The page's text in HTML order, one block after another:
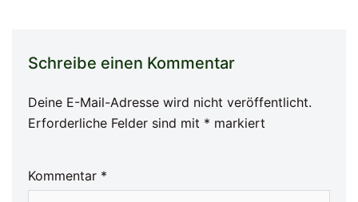
Schreibe einen Kommentar
Deine E-Mail-Adresse wird nicht veröffentlicht.
Erforderliche Felder sind mit * markiert
Kommentar *